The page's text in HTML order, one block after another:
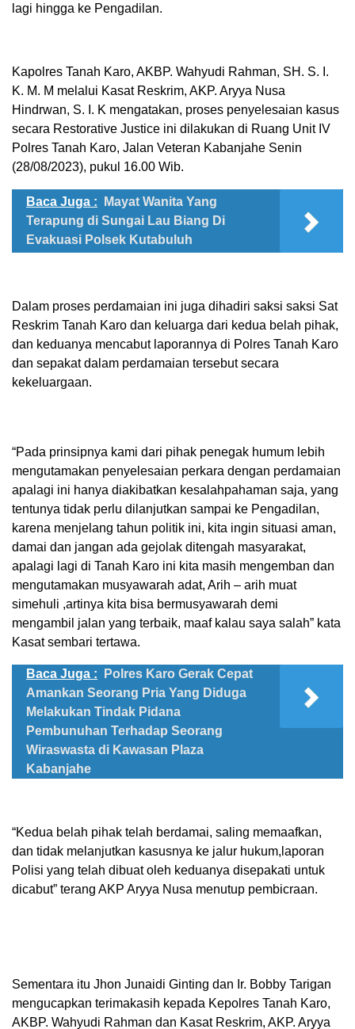
lagi hingga ke Pengadilan.
Kapolres Tanah Karo, AKBP. Wahyudi Rahman, SH. S. I.
K. M. M melalui Kasat Reskrim, AKP. Aryya Nusa
Hindrwan, S. I. K mengatakan, proses penyelesaian kasus
secara Restorative Justice ini dilakukan di Ruang Unit IV
Polres Tanah Karo, Jalan Veteran Kabanjahe Senin
(28/08/2023), pukul 16.00 Wib.
Baca Juga :
Mayat Wanita Yang
Terapung di Sungai Lau Biang Di
Evakuasi Polsek Kutabuluh
Dalam proses perdamaian ini juga dihadiri saksi saksi Sat
Reskrim Tanah Karo dan keluarga dari kedua belah pihak,
dan keduanya mencabut laporannya di Polres Tanah Karo
dan sepakat dalam perdamaian tersebut secara
kekeluargaan.
“Pada prinsipnya kami dari pihak penegak humum lebih
mengutamakan penyelesaian perkara dengan perdamaian
apalagi ini hanya diakibatkan kesalahpahaman saja, yang
tentunya tidak perlu dilanjutkan sampai ke Pengadilan,
karena menjelang tahun politik ini, kita ingin situasi aman,
damai dan jangan ada gejolak ditengah masyarakat,
apalagi lagi di Tanah Karo ini kita masih mengemban dan
mengutamakan musyawarah adat, Arih – arih muat
simehuli ,artinya kita bisa bermusyawarah demi
mengambil jalan yang terbaik, maaf kalau saya salah” kata
Kasat sembari tertawa.
Baca Juga :
Polres Karo Gerak Cepat
Amankan Seorang Pria Yang Diduga
Melakukan Tindak Pidana
Pembunuhan Terhadap Seorang
Wiraswasta di Kawasan Plaza
Kabanjahe
“Kedua belah pihak telah berdamai, saling memaafkan,
dan tidak melanjutkan kasusnya ke jalur hukum,laporan
Polisi yang telah dibuat oleh keduanya disepakati untuk
dicabut” terang AKP Aryya Nusa menutup pembicraan.
Sementara itu Jhon Junaidi Ginting dan Ir. Bobby Tarigan
mengucapkan terimakasih kepada Kepolres Tanah Karo,
AKBP. Wahyudi Rahman dan Kasat Reskrim, AKP. Aryya